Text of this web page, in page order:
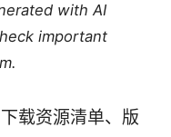
with AI
important
载资源清单、版